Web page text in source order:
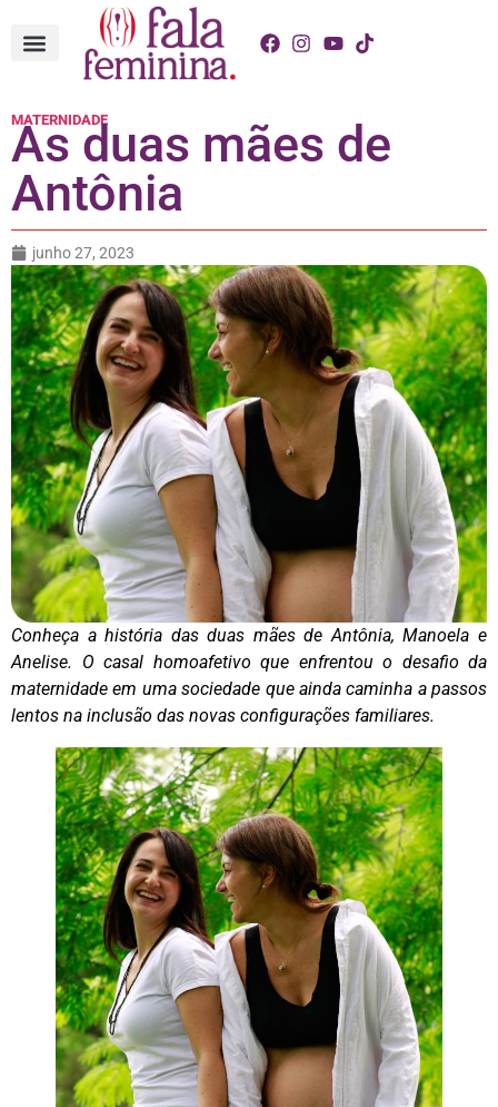
MATERNIDADE
As duas mães de
Antônia
junho 27, 2023
Conheça a história das duas mães de Antônia, Manoela e
Anelise. O casal homoafetivo que enfrentou o desafio da
maternidade em uma sociedade que ainda caminha a passos
lentos na inclusão das novas configurações familiares.